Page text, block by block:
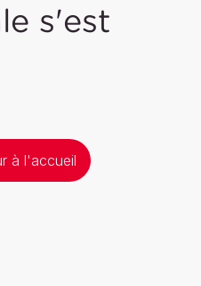
s'est
à l'accueil